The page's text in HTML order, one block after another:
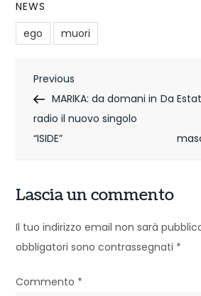
NEWS
ego
muori
N
a
v
g
a
z
i
Previous
Post
Previous
MARIKA: da domani in
radio il nuovo singolo
“ISIDE”
Da
Lascia un commento
Il tuo indirizzo email non sarà
obbligatori sono contrassegnati *
Commento *